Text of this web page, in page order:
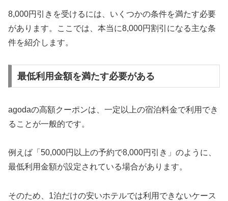
8,000円引きを受けるには、いくつかの条件を満たす必要
があります。ここでは、本当に8,000円割引になる主な条
件を紹介します。
最低利用金額を満たす必要がある
agodaの高額クーポンは、一定以上の宿泊料金で利用でき
ることが一般的です。
例えば「50,000円以上の予約で8,000円引き」のように、
最低利用金額が設定されている場合があります。
そのため、1泊だけの安いホテルでは利用できないケース